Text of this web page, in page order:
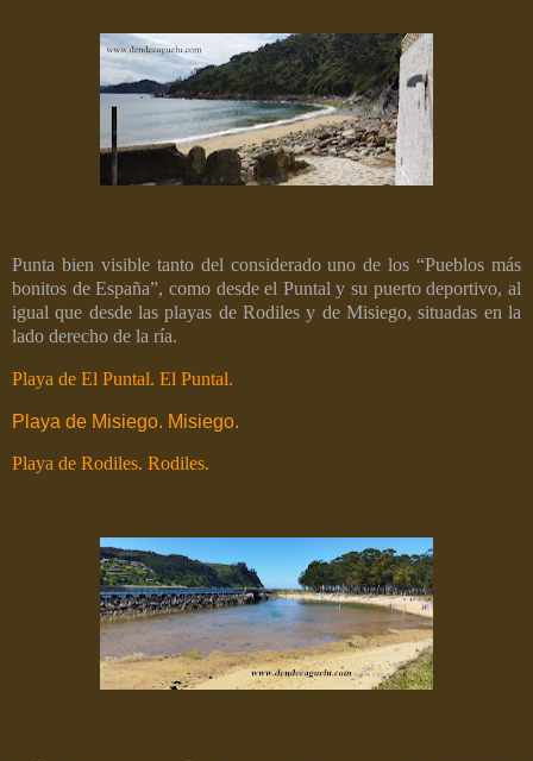
Punta bien visible tanto del considerado uno de los “Pueblos más
bonitos de España”, como desde el Puntal y su puerto deportivo, al
igual que desde las playas de Rodiles y de Misiego, situadas en la
lado derecho de la ría.
Playa de El Puntal. El Puntal.
Playa de Misiego. Misiego.
Playa de Rodiles. Rodiles.